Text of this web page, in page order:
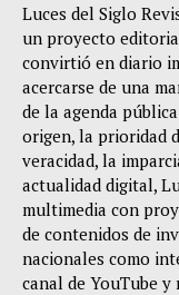
Luces del Siglo
un proyecto
convirtió en diario
acercarse de una
de la agenda
origen, la prioridad
veracidad, la
actualidad digital,
multimedia con
de contenidos de
nacionales como
canal de YouTube y